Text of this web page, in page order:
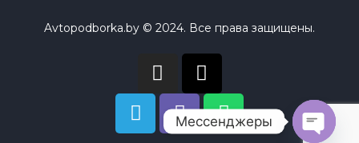
Avtopodborka.by © 2024. Все права защищены.
Мессенджеры